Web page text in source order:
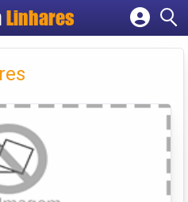
Linhares
empresa
conta